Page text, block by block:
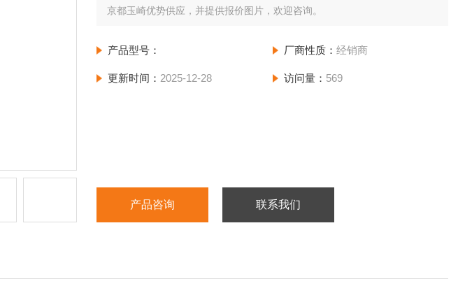
京都玉崎优势供应，并提供报价图片，欢迎咨询。
产品型号： 厂商性质： 经销商
更新时间： 2025-12-28 访问量： 569
产品咨询 联系我们